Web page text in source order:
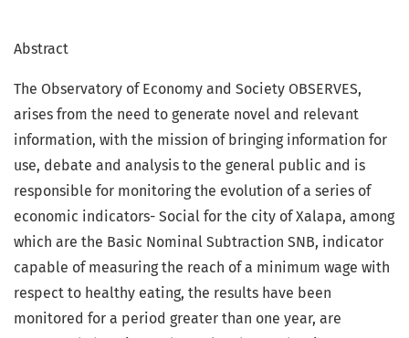
Abstract
The Observatory of Economy and Society OBSERVES,
arises from the need to generate novel and relevant
information, with the mission of bringing information for
use, debate and analysis to the general public and is
responsible for monitoring the evolution of a series of
economic indicators- Social for the city of Xalapa, among
which are the Basic Nominal Subtraction SNB, indicator
capable of measuring the reach of a minimum wage with
respect to healthy eating, the results have been
monitored for a period greater than one year, are